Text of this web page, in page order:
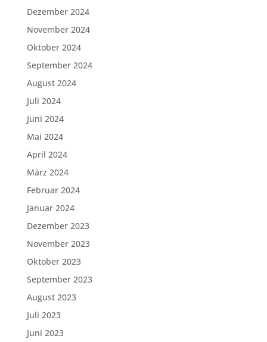
Dezember 2024
November 2024
Oktober 2024
September 2024
August 2024
Juli 2024
Juni 2024
Mai 2024
April 2024
März 2024
Februar 2024
Januar 2024
Dezember 2023
November 2023
Oktober 2023
September 2023
August 2023
Juli 2023
Juni 2023